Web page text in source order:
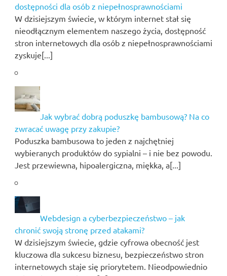
dostępności dla osób z niepełnosprawnościami
W dzisiejszym świecie, w którym internet stał się
nieodłącznym elementem naszego życia, dostępność
stron internetowych dla osób z niepełnosprawnościami
zyskuje[...]
Jak wybrać dobrą poduszkę bambusową? Na co
zwracać uwagę przy zakupie?
Poduszka bambusowa to jeden z najchętniej
wybieranych produktów do sypialni – i nie bez powodu.
Jest przewiewna, hipoalergiczna, miękka, a[...]
Webdesign a cyberbezpieczeństwo – jak
chronić swoją stronę przed atakami?
W dzisiejszym świecie, gdzie cyfrowa obecność jest
kluczowa dla sukcesu biznesu, bezpieczeństwo stron
internetowych staje się priorytetem. Nieodpowiednio